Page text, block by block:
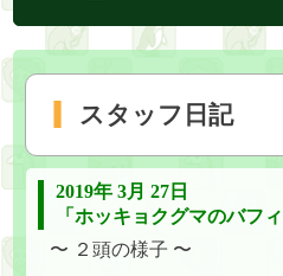
スタッフ日記
2019年 3月 27日
「ホッキョクグマのバフ
〜 ２頭の様子 〜